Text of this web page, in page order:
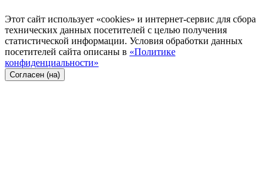
Этот сайт использует «cookies» и интернет-сервис для сбора
технических данных посетителей с целью получения
статистической информации. Условия обработки данных
посетителей сайта описаны в «Политике
конфиденциальности»
Согласен (на)